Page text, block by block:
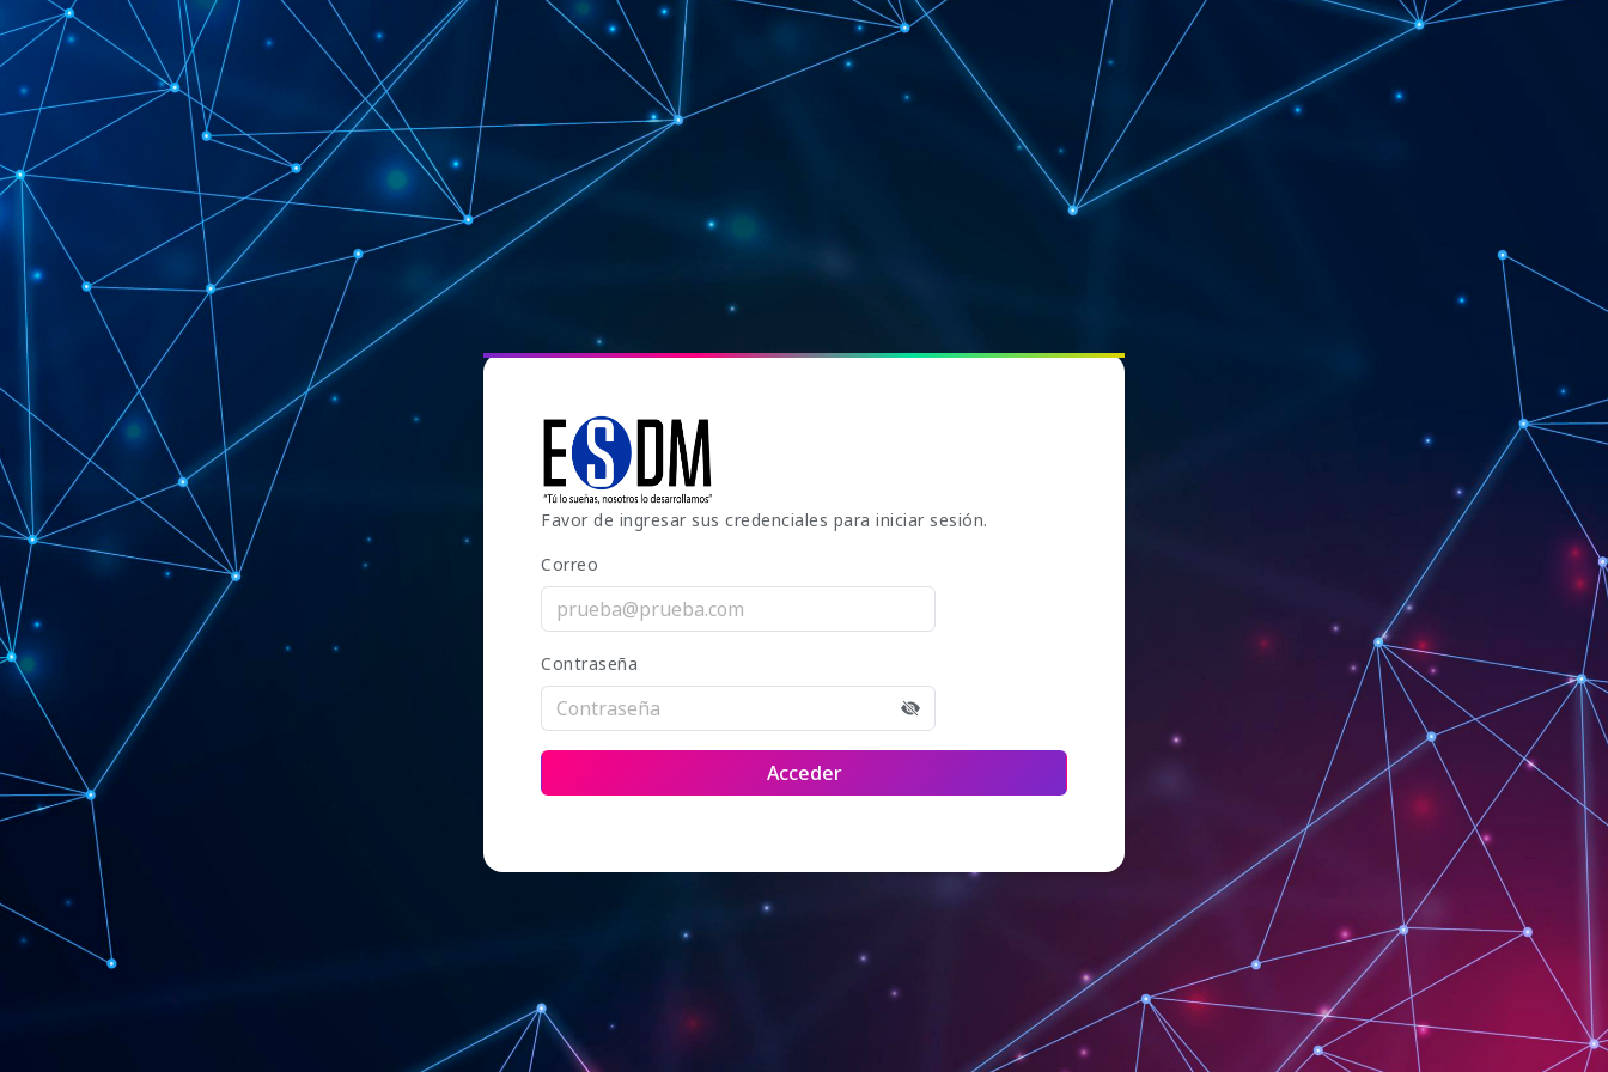
Favor de ingresar sus credenciales para iniciar sesión.
Correo
Contraseña
Acceder